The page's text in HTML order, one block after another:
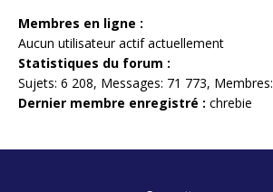
Membres en ligne :
Aucun utilisateur actif actuellement
Statistiques du forum :
Sujets: 6 208, Messages: 71 773, Membres:
Dernier membre enregistré : chrebie